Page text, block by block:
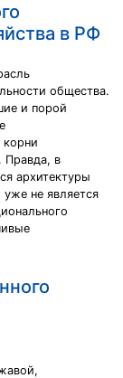
в РФ
общества.
и порой
корни
Правда, в
архитектуры
уже не является